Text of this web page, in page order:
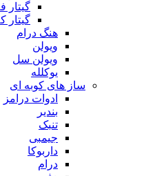
گیتار
گیتار
هنگ درام
ویولن
ویولن سل
یوکلله
ساز های کوبه ای
ادوات درامز
بندیر
تنبک
جیمبی
داربوکا
درام